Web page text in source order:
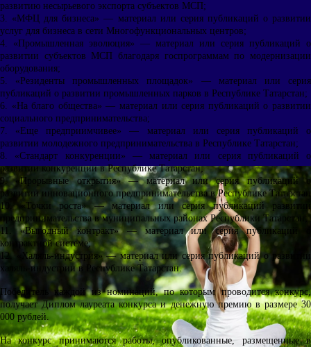
развитию несырьевого экспорта субъектов МСП;
3. «МФЦ для бизнеса» — материал или серия публикаций о развитии
услуг для бизнеса в сети Многофункциональных центров;
4. «Промышленная эволюция» — материал или серия публикаций о
развитии субъектов МСП благодаря госпрограммам по модернизации
оборудования;
5. «Резиденты промышленных площадок» — материал или серия
публикаций о развитии промышленных парков в Республике Татарстан;
6. «На благо общества» — материал или серия публикаций о развитии
социального предпринимательства;
7. «Еще предприимчивее» — материал или серия публикаций о
развитии молодежного предпринимательства в Республике Татарстан;
8. «Стандарт конкуренции» — материал или серия публикаций о
развитии конкуренции в Республике Татарстан;
9. «Прорывные открытия» — материал или серия публикаций о
развитии инновационного предпринимательства в Республике Татарстан
10. «Точки роста» — материал или серия публикаций развитии
предпринимательства в муниципальных районах Республики Татарстан;
11. «Выгодный контракт» — материал или серия публикаций о
контрактной системе;
12. «Халяль-индустрия» — материал или серия публикаций о развитии
халяль-индустрии в Республике Татарстан.
Победитель каждой из номинаций, по которым проводится конкурс,
получает Диплом лауреата конкурса и денежную премию в размере 30
000 рублей.
На конкурс принимаются работы, опубликованные, размещенные в